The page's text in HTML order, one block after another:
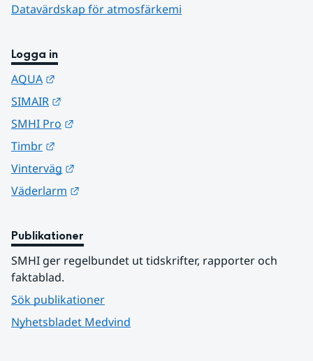
Datavärdskap för atmosfärkemi
Logga in
AQUA
SIMAIR
SMHI Pro
Timbr
Vinterväg
Väderlarm
Publikationer
SMHI ger regelbundet ut tidskrifter, rapporter och
faktablad.
Sök publikationer
Nyhetsbladet Medvind